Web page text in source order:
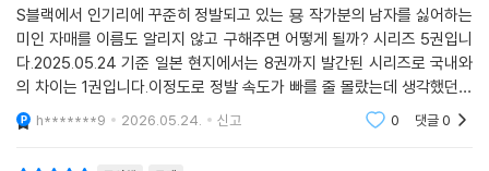
S블랙에서 인기리에 꾸준히 정발되고 있는 묭 작가분의 남자를 싫어하는
미인 자매를 이름도 알리지 않고 구해주면 어떻게 될까? 시리즈 5권입니
다.2025.05.24 기준 일본 현지에서는 8권까지 발간된 시리즈로 국내와
의 차이는 1권입니다.이정도로 정발 속도가 빠를 줄 몰랐는데 생각했던것
보다 인기가 많은 것 같습니다.이번권에서는 이전 보다 더 자매들과의 관
계가 깊어지며 로맨스가
h*******9 2026.05.24. 신고 0 댓글0